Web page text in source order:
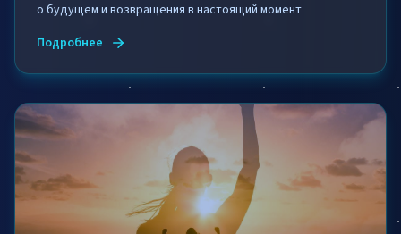
о будущем и возвращения в настоящий момент
Подробнее